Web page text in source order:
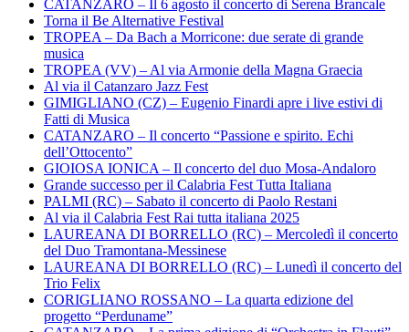
CATANZARO – Il 6 agosto il concerto di Serena Brancale
Torna il Be Alternative Festival
TROPEA – Da Bach a Morricone: due serate di grande
musica
TROPEA (VV) – Al via Armonie della Magna Graecia
Al via il Catanzaro Jazz Fest
GIMIGLIANO (CZ) – Eugenio Finardi apre i live estivi di
Fatti di Musica
CATANZARO – Il concerto “Passione e spirito. Echi
dell’Ottocento”
GIOIOSA IONICA – Il concerto del duo Mosa-Andaloro
Grande successo per il Calabria Fest Tutta Italiana
PALMI (RC) – Sabato il concerto di Paolo Restani
Al via il Calabria Fest Rai tutta italiana 2025
LAUREANA DI BORRELLO (RC) – Mercoledì il concerto
del Duo Tramontana-Messinese
LAUREANA DI BORRELLO (RC) – Lunedì il concerto del
Trio Felix
CORIGLIANO ROSSANO – La quarta edizione del
progetto “Perduname”